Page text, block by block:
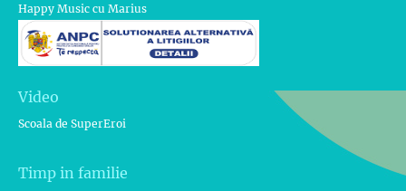
Happy Music cu Marius
Video
Scoala de SuperEroi
Timp in familie